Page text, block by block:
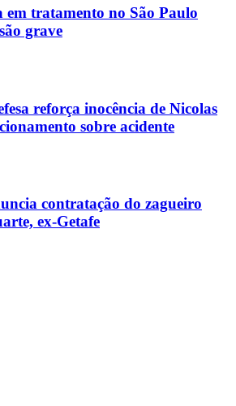
em tratamento no São Paulo
grave
reforça inocência de Nicolas
sobre acidente
contratação do zagueiro
ex-Getafe